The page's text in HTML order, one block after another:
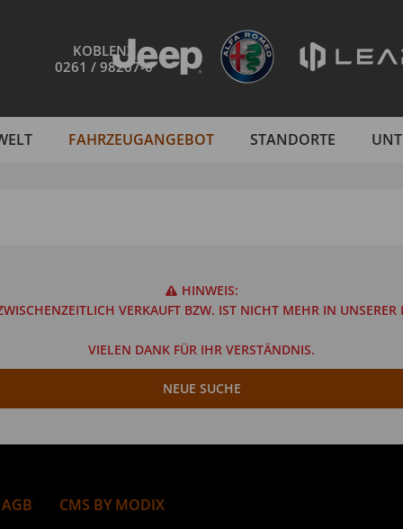
KOBLENZ
0261 / 98267-0
FAHRZEUGANGEBOT STANDORTE
HINWEIS:
VERKAUFT BZW. IST NICHT MEHR IN
VIELEN DANK FÜR IHR VERSTÄNDNIS.
NEUE SUCHE
CMS BY MODIX